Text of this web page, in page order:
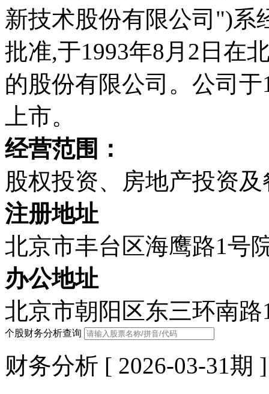
新技术股份有限公司")系
批准,于1993年8月2日在
的股份有限公司。公司
上市。
经营范围：
股权投资、房地产投资
注册地址
北京市丰台区海鹰路1号
办公地址
北京市朝阳区东三环南
个股财务分析查询
财务分析 [ 2026-03-31期 ]